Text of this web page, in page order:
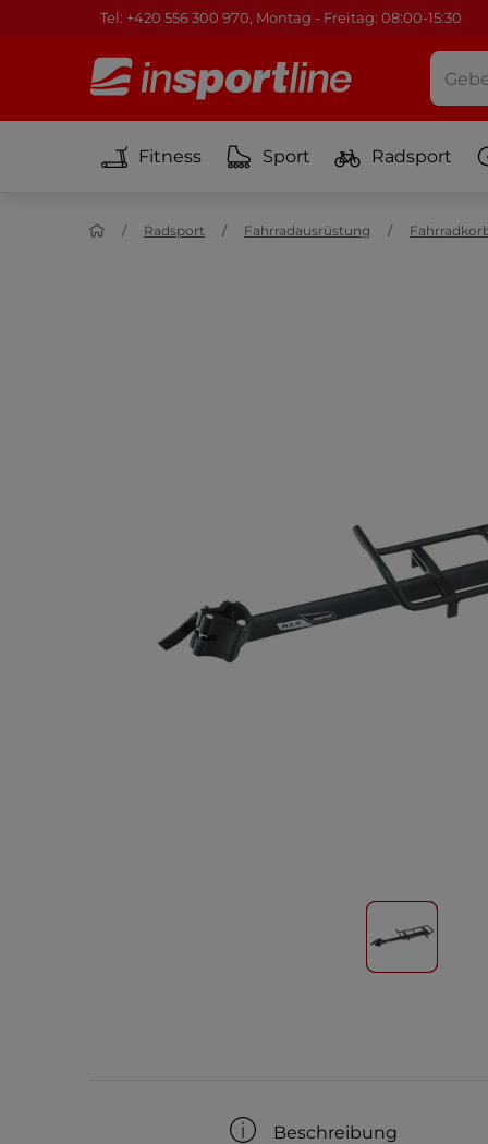
Tel: +420 556 300 970, Montag - Freitag: 08:00-15:30
Fitness Sport Radsport
Radsport Fahrradausrüstung
Beschreibung